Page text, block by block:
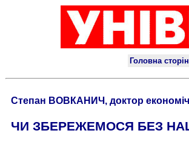
Степан ВОВКАНИЧ, доктор
ЧИ ЗБЕРЕЖЕМОСЯ БЕЗ